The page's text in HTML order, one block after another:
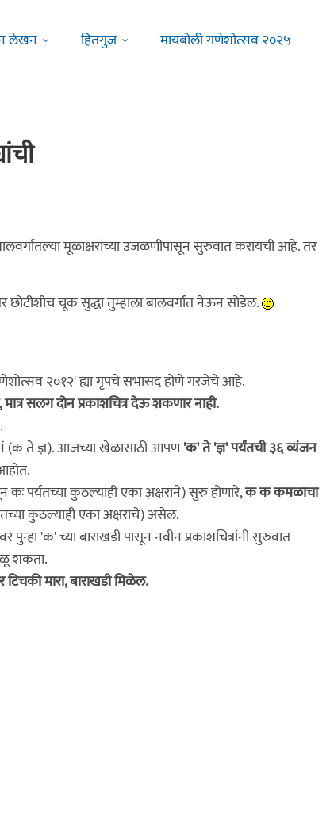
लेखन हितगुज मायबोली गणेशोत्सव २०२५
मूळाक्षरांच्या उजळणीपासून सुरुवात करायची आहे. तर
छोटीशीच चूक सुद्धा तुम्हाला बालवर्गात नेऊन सोडेल.
२०१२' ह्या गृपचे सभासद होणे गरजेचे आहे.
सलग दोन प्रकाशचित्र देऊ शकणार नाही.
(क ते ज्ञ). आजच्या खेळासाठी आपण'क' ते'ज्ञ' पर्यंतची ३६ व्यंजन
कः पर्यंतच्या कुठल्याही एका अ़क्षराने) सुरु होणारे,क क कमळाचा
कुठल्याही एका अक्षराचे) असेल.
'क' च्या बाराखडी पासून नवीन प्रकाशचित्रांनी सुरुवात
शकता.
टिचकी मारा, बाराखडी मिळेल.